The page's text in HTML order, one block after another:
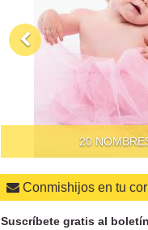
QUÉ HACER PARA QUE
NO SEA
Conmishijos en tu
Suscríbete gratis al boletín